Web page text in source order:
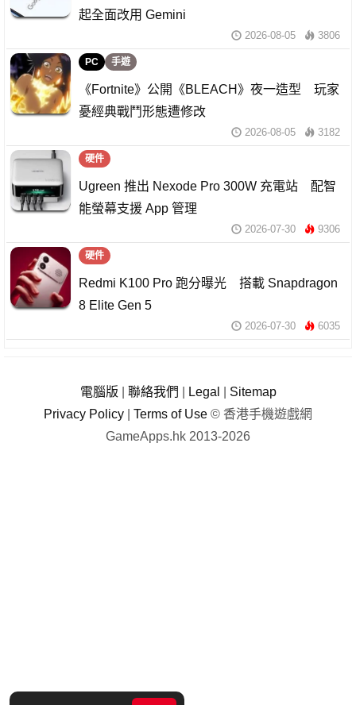
起全面改用 Gemini
2026-08-05 3806
PC 手遊
《Fortnite》公開《BLEACH》夜一造型 玩家
憂經典戰鬥形態遭修改
2026-08-05 3182
硬件
Ugreen 推出 Nexode Pro 300W 充電站 配智
能螢幕支援 App 管理
2026-07-30 9306
硬件
Redmi K100 Pro 跑分曝光 搭載 Snapdragon
8 Elite Gen 5
2026-07-30 6035
電腦版 聯絡我們 Legal
Sitemap
Privacy Policy
Terms of Use © 香港手機遊戲網
GameApps.hk 2013-2026